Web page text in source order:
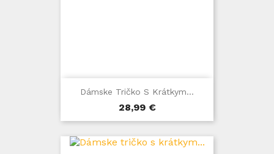
Dámske Tričko S Krátkym...
Cena
28,99 €